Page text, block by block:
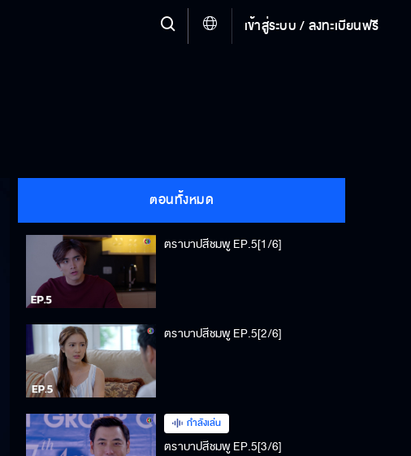
เข้าสู่ระบบ / ลงทะเบียนฟรี
ตอนทั้งหมด
ตราบาปสีชมพู EP.5[1/6]
ตราบาปสีชมพู EP.5[2/6]
กำลังเล่น
ตราบาปสีชมพู EP.5[3/6]